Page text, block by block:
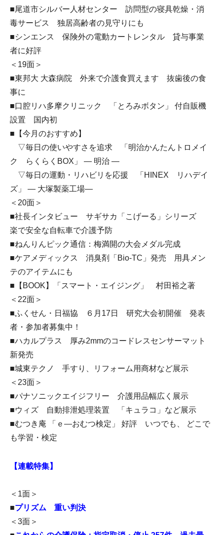
■尾道市シルバー人材センター 訪問型の寝具乾燥・消
毒サービス 独居高齢者の見守りにも
■シンエンス 保険外の電動カートレンタル 貸与事業
者に好評
＜19面＞
■東邦大 大森病院 外来で介護食買えます 抜歯後の食
事に
■口腔リハ多摩クリニック 「とろみボタン」 付自販機
設置 国内初
■【今月のおすすめ】
▽毎日の使いやすさを追求 「明治かんたんトロメイ
ク らくらくBOX」 ― 明治 ―
▽毎日の運動・リハビリを応援 「HINEX リハデイ
ズ」 ― 大塚製薬工場―
＜20面＞
■社長インタビュー サギサカ「こげーる」シリーズ
楽で安全な自転車で介護予防
■ねんりんピック通信：梅満開の大会メダル完成
■ケアメディックス 消臭剤「Bio-TC」発売 用具メン
テのアイテムにも
■【BOOK】「スマート・エイジング」 村田裕之著
＜22面＞
■ふくせん・日福協 ６月17日 研究大会初開催 発表
者・参加者募集中！
■ハカルプラス 厚み2mmのコードレスセンサーマット
新発売
■城東テクノ 手すり、リフォーム用商材など展示
＜23面＞
■パナソニックエイジフリー 介護用品幅広く展示
■ウィズ 自動排泄処理装置 「キュラコ」など展示
■むつき庵 「ｅ―おむつ検定」 好評 いつでも、 どこで
も学習・検定
【連載特集】
＜1面＞
■プリズム 重い判決
＜3面＞